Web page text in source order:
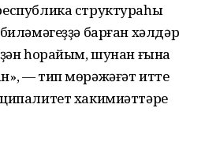
структураһы
барған хәлдәр
һорайым, шунан ғына
— тип мөрәжәғәт итте
хакимиәттәре